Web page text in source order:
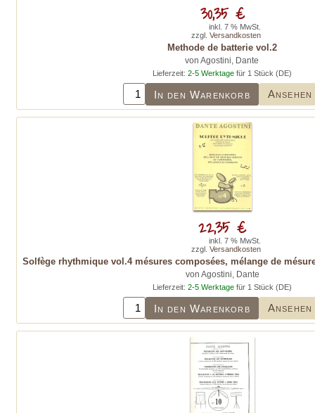
Methode de batterie vol.2
von Agostini, Dante
Lieferzeit: 2-5 Werktagefür 1 Stück (DE)
In den Warenkorb Ansehen
30,35 €
inkl. 7 % MwSt.
zzgl. Versandkosten
Solfège rhythmique vol.4 mésures composées, mélange de
von Agostini, Dante
Lieferzeit: 2-5 Werktage für 1 Stück (DE)
In den Warenkorb Ansehen
22,35 €
inkl. 7 % MwSt.
zzgl. Versandkosten